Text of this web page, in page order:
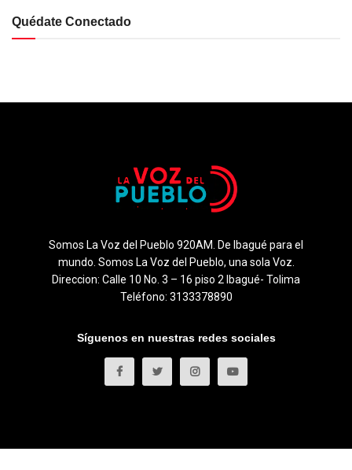
Quédate Conectado
Somos La Voz del Pueblo 920AM. De Ibagué para el
mundo. Somos La Voz del Pueblo, una sola Voz.
Direccion: Calle 10 No. 3 – 16 piso 2 Ibagué- Tolima
Teléfono: 3133378890
Síguenos en nuestras redes sociales